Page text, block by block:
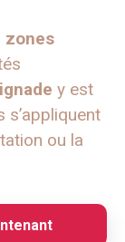
zones
y est
ou la